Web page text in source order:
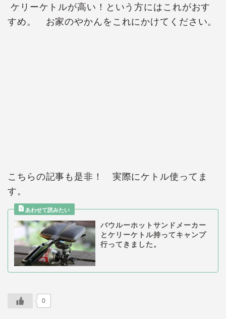
ケリーケトルが高い！という方にはこれがおす
すめ。 お家のやかんをこれにかけてください。
こちらの記事も是非！ 実際にケトル使ってま
す。
バウルーホットサンドメーカー
とケリーケトル持ってキャンプ
行ってきました。
0